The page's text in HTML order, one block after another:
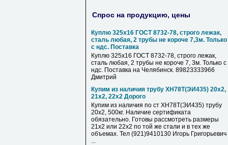
Спрос на продукцию, цены
Куплю 325х16 ГОСТ 8732-78, строго лежак,
сталь любая, 2 трубы не короче 7,3м. Только
с ндс. Поставка
Куплю 325х16 ГОСТ 8732-78, строго лежак,
сталь любая, 2 трубы не короче 7, 3м. Только с
ндс. Поставка на Челябинск. 89823333966
Дмитрий
Купим из наличия трубу ХН78Т(ЭИ435) 20х2,
21х2, 22х2 Дорого
Купим из наличия по ст ХН78Т(ЭИ435) трубу
20х2, 500кг. Наличие сертификата
обязательно. Готовы рассмотреть размеры
21х2 или 22х2 по той же стали и в тех же
объемах. Тел (921)9410130 Игорь Григорьевич
...